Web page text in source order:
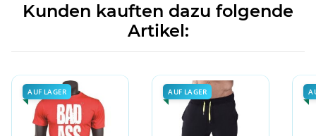
Kunden kauften dazu folgende
Artikel:
AUF LAGER AUF LAGER